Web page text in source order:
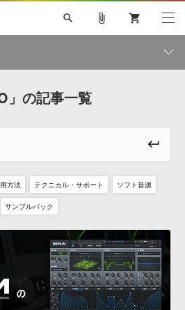
»
»
音楽カード製作サービス
楽曲配信流通サービス
search
リン・レン V4X
巡音ルカ V4X
VIENNA
ライセンスフリーBGM
EDM TRANCE ROUTER.FM
ン・エフェクト
効果音 BGM
attach_file shopping_cart
」の記事一覧
方法 テクニカル・サポート ソフト音源
サンプルパック